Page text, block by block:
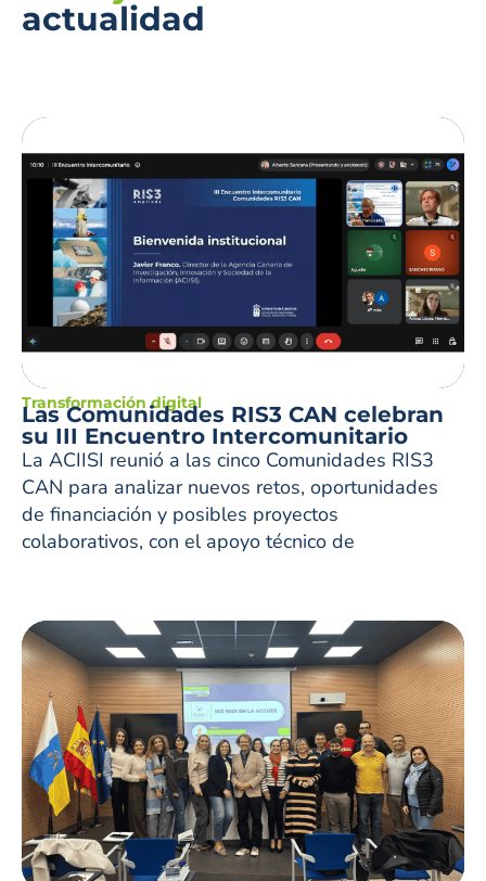
actualidad
Transformación digital
Las Comunidades RIS3 CAN celebran
su III Encuentro Intercomunitario
La ACIISI reunió a las cinco Comunidades RIS3
CAN para analizar nuevos retos, oportunidades
de financiación y posibles proyectos
colaborativos, con el apoyo técnico de